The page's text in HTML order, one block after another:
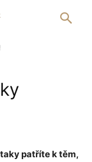
patříte k těm,